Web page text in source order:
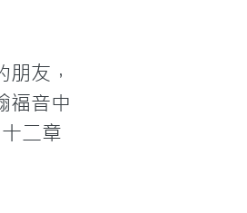
友，
福音中
二章